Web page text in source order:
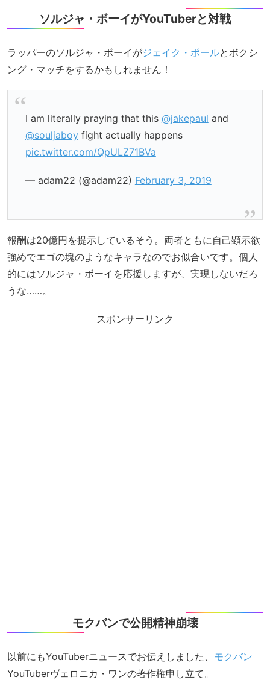
ソルジャ・ボーイがYouTuberと対戦
ラッパーのソルジャ・ボーイがジェイク・ポールとボクシ
ング・マッチをするかもしれません！
I am literally praying that this @jakepaul and
@souljaboyfight actually happens
pic.twitter.com/QpULZ71BVa
— adam22 (@adam22) February 3, 2019
報酬は20億円を提示しているそう。両者ともに自己顕示欲
強めでエゴの塊のようなキャラなのでお似合いです。個人
的にはソルジャ・ボーイを応援しますが、実現しないだろ
うな……。
スポンサーリンク
モクバンで公開精神崩壊
以前にもYouTuberニュースでお伝えしました、 モクバン
YouTuberヴェロニカ・ワンの著作権申し立て。